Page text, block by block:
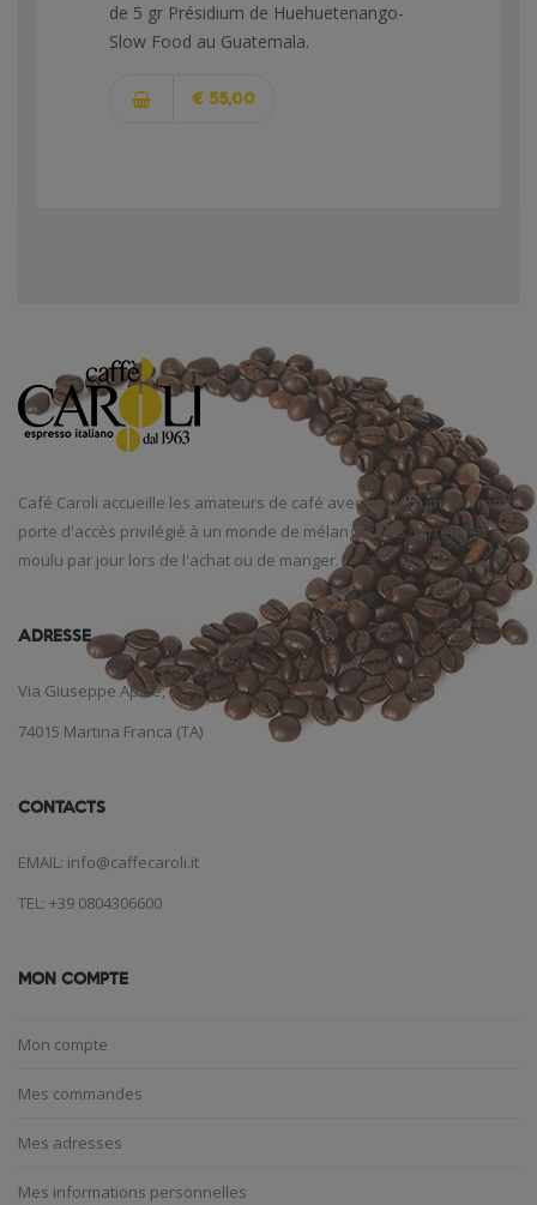
de 5 gr Présidium de Huehuetenango-
Slow Food au Guatemala.
€ 55,00
Café Caroli accueille les amateurs de café avec un parfum enivrant,
porte d'accès privilégié à un monde de mélanges fins,torréfié et
moulu par jour lors de l'achat ou de manger.
ADRESSE
Via Giuseppe Aprile, 12
74015 Martina Franca (TA)
CONTACTS
EMAIL: info@caffecaroli.it
TEL: +39 0804306600
MON COMPTE
Mon compte
Mes commandes
Mes adresses
Mes informations personnelles